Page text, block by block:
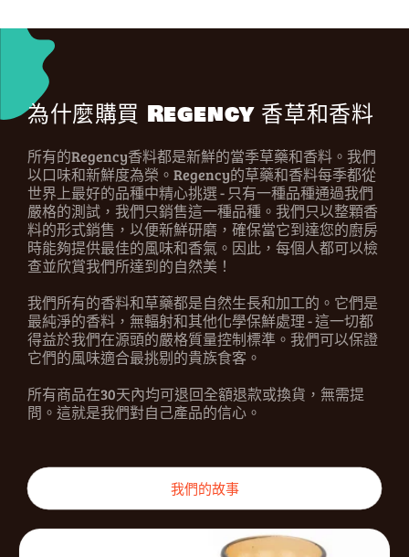
為什麼購買 Regency 香草和香料
所有的Regency香料都是新鮮的當季草藥和香料。我們
以口味和新鮮度為榮。Regency的草藥和香料每季都從
世界上最好的品種中精心挑選 - 只有一種品種通過我們
嚴格的測試，我們只銷售這一種品種。我們只以整顆香
料的形式銷售，以便新鮮研磨，確保當它到達您的廚房
時能夠提供最佳的風味和香氣。因此，每個人都可以檢
查並欣賞我們所達到的自然美！
我們所有的香料和草藥都是自然生長和加工的。它們是
最純淨的香料，無輻射和其他化學保鮮處理 - 這一切都
得益於我們在源頭的嚴格質量控制標準。我們可以保證
它們的風味適合最挑剔的貴族食客。
所有商品在30天內均可退回全額退款或換貨，無需提
問。這就是我們對自己產品的信心。
我們的故事